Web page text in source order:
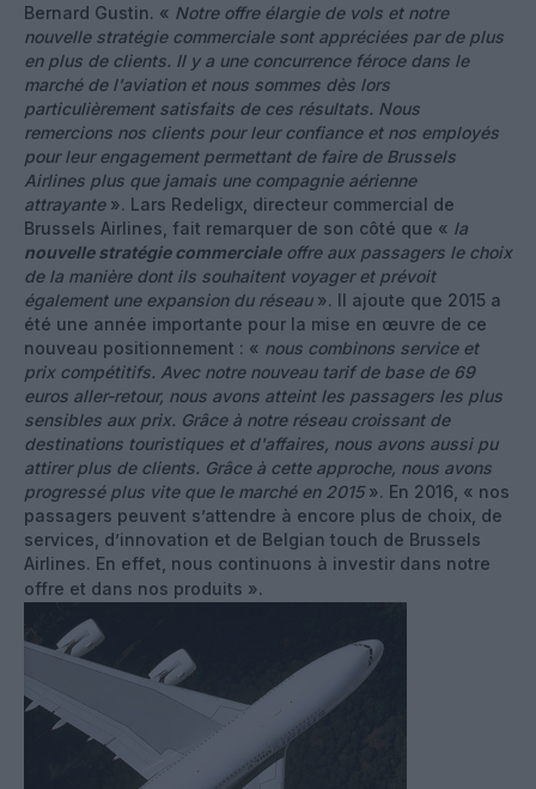
Bernard Gustin. « Notre offre élargie de vols et notre
nouvelle stratégie commerciale sont appréciées par de plus
en plus de clients. Il y a une concurrence féroce dans le
marché de l'aviation et nous sommes dès lors
particulièrement satisfaits de ces résultats. Nous
remercions nos clients pour leur confiance et nos employés
pour leur engagement permettant de faire de Brussels
Airlines plus que jamais une compagnie aérienne
attrayante». Lars Redeligx, directeur commercial de
Brussels Airlines, fait remarquer de son côté que « la
nouvelle stratégie commercialeoffre aux passagers le choix
de la manière dont ils souhaitent voyager et prévoit
également une expansion du réseau». Il ajoute que 2015 a
été une année importante pour la mise en œuvre de ce
nouveau positionnement : « nous combinons service et
prix compétitifs. Avec notre nouveau tarif de base de 69
euros aller-retour, nous avons atteint les passagers les plus
sensibles aux prix. Grâce à notre réseau croissant de
destinations touristiques et d'affaires, nous avons aussi pu
attirer plus de clients. Grâce à cette approche, nous avons
progressé plus vite que le marché en 2015». En 2016, « nos
passagers peuvent s’attendre à encore plus de choix, de
services, d’innovation et de Belgian touch de Brussels
Airlines. En effet, nous continuons à investir dans notre
offre et dans nos produits ».